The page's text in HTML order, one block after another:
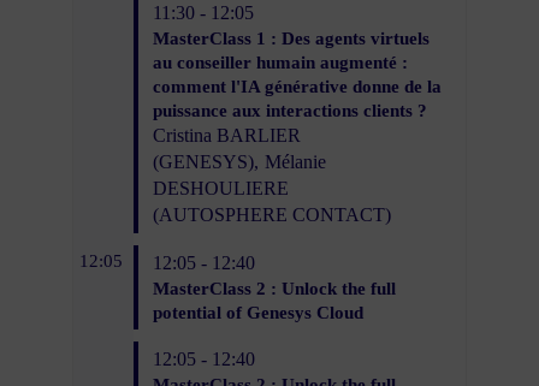
11:30 - 12:05
MasterClass 1 : Des agents virtuels
au conseiller humain augmenté :
comment l'IA générative donne de la
puissance aux interactions clients ?
Cristina BARLIER
(GENESYS) Mélanie
DESHOULIERE
(AUTOSPHERE CONTACT)
12:05 12:05 - 12:40
MasterClass 2 : Unlock the full
potential of Genesys Cloud
12:05 - 12:40